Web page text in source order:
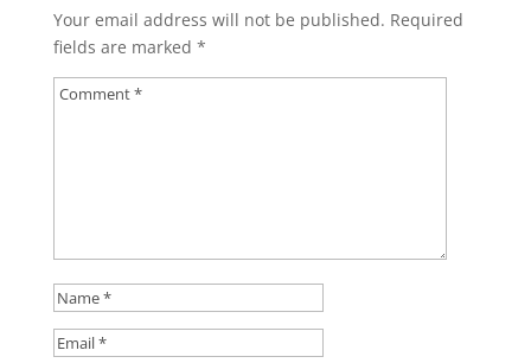
Your email address will not be published. Required
fields are marked *